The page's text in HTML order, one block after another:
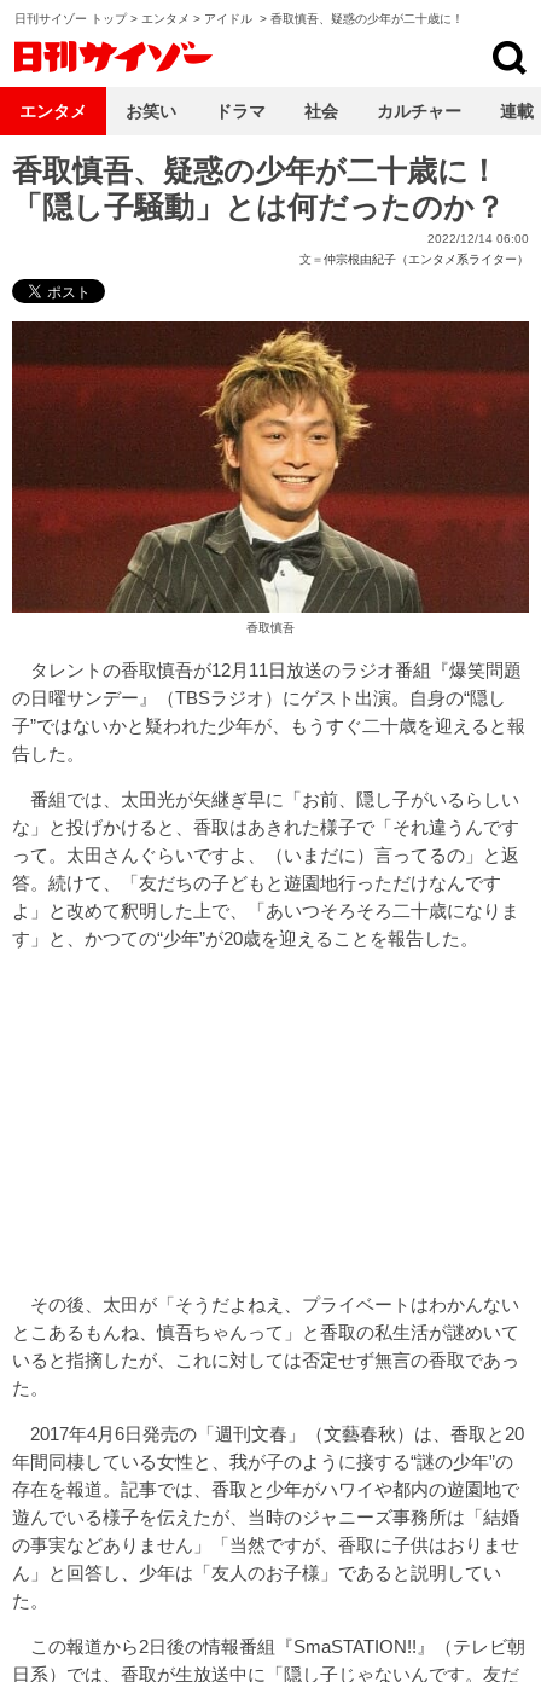
日刊サイゾー トップ> エンタメ > アイドル > 香取慎吾、疑惑の少年が二十歳に！
香取慎吾、疑惑の少年が二十歳に！
「隠し子騒動」とは何だったのか？
2022/12/14 06:00
文＝仲宗根由紀子（エンタメ系ライター）
香取慎吾
タレントの香取慎吾が12月11日放送のラジオ番組『爆笑問題
の日曜サンデー』（TBSラジオ）にゲスト出演。自身の“隠し
子”ではないかと疑われた少年が、もうすぐ二十歳を迎えると報
告した。
番組では、太田光が矢継ぎ早に「お前、隠し子がいるらしい
な」と投げかけると、香取はあきれた様子で「それ違うんです
って。太田さんぐらいですよ、（いまだに）言ってるの」と返
答。続けて、「友だちの子どもと遊園地行っただけなんです
よ」と改めて釈明した上で、「あいつそろそろ二十歳になりま
す」と、かつての“少年”が20歳を迎えることを報告した。
その後、太田が「そうだよねえ、プライベートはわかんない
とこあるもんね、慎吾ちゃんって」と香取の私生活が謎めいて
いると指摘したが、これに対しては否定せず無言の香取であっ
た。
2017年4月6日発売の「週刊文春」（文藝春秋）は、香取と20
年間同棲している女性と、我が子のように接する“謎の少年”の
存在を報道。記事では、香取と少年がハワイや都内の遊園地で
遊んでいる様子を伝えたが、当時のジャニーズ事務所は「結婚
の事実などありません」「当然ですが、香取に子供はおりませ
ん」と回答し、少年は「友人のお子様」であると説明してい
た。
この報道から2日後の情報番組『SmaSTATION!!』（テレビ朝
日系）では、香取が生放送中に「隠し子じゃないんです。友だ
エンタメ お笑い ドラマ 社会 カルチャー 連載